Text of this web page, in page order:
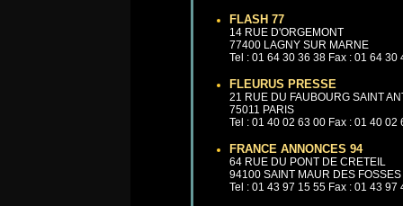
FLASH 77
14 RUE D'ORGEMONT
77400 LAGNY SUR MARNE
Tel : 01 64 30 36 38 Fax : 01 64 30
FLEURUS PRESSE
21 RUE DU FAUBOURG SAINT
75011 PARIS
Tel : 01 40 02 63 00 Fax : 01 40 02
FRANCE ANNONCES 94
64 RUE DU PONT DE CRETEIL
94100 SAINT MAUR DES FOSSES
Tel : 01 43 97 15 55 Fax : 01 43 97